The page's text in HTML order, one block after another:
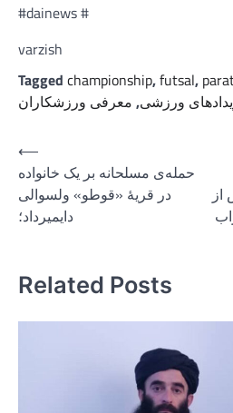
#dainews #
varzish
Tagged championship,futsal,
ورزشی, معرفی ورزشکاران
Post
navigation
⟵
حمله‌ی مسلحانه بر یک خانواده
در قریهٔ «قوطو» ولسوالی
دایمیرداد؛
Related Posts